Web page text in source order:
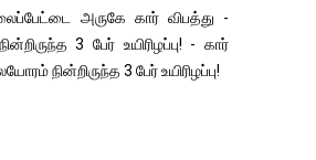
அருகே கார் விபத்து -
3 பேர் உயிரிழப்பு! - கார்
நின்றிருந்த 3 பேர் உயிரிழப்பு!